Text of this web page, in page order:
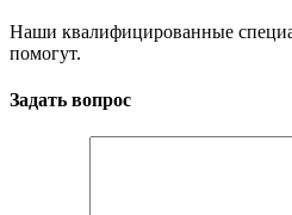
Наши квалифицированные
помогут.
Задать вопрос